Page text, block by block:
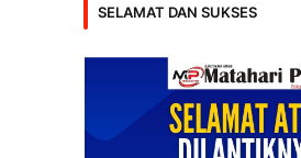
SELAMAT DAN SUKSES